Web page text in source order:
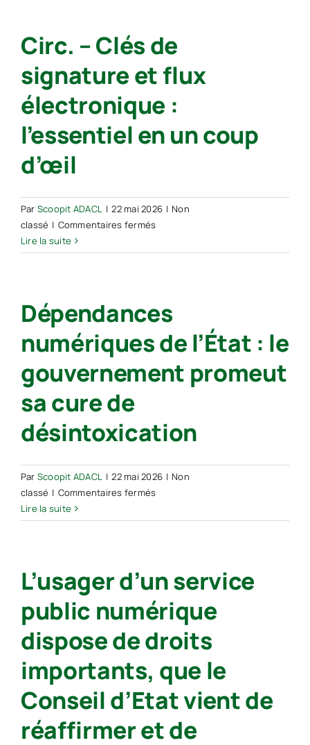
Transition
Numérique
des
Territoires
2026
!
Circ. – Clés de
signature et flux
électronique :
l’essentiel en un coup
d’œil
Par Scoopit ADACL | 22 mai 2026 | Non
classé | Commentaires ferméssur
–
et
flux
électronique
:
l’essentiel
coup
Lire la suite
Dépendances
numériques de l’État : le
gouvernement promeut
sa cure de
désintoxication
Par Scoopit ADACL | 22 mai 2026 | Non
classé | Commentaires ferméssur
numériques
le
gouvernement
promeut
sa
cure
de
désintoxication
Lire la suite
L’usager d’un service
public numérique
dispose de droits
importants, que le
Conseil d’Etat vient de
réaffirmer et de